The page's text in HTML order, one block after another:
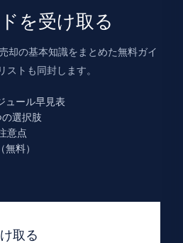
を受け取る
却の基本知識をまとめた無料ガイ
ストも同封します。
ュール早見表
選択肢
意点
料）
取る